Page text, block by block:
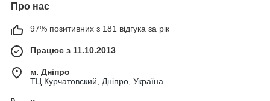
Про нас
97% позитивних з 181 відгука за рік
Працює з 11.10.2013
м. Дніпро
ТЦ Курчатовский, Дніпро, Україна